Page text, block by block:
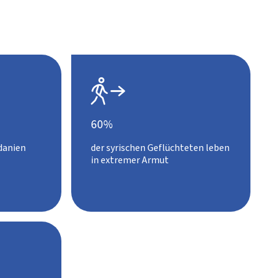

60%
der syrischen Geflüchteten leben
in extremer Armut